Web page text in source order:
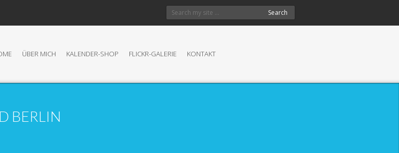
Search
ÜBER MICH KALENDER-SHOP FLICKR-GALERIE KONTAKT
BERLIN